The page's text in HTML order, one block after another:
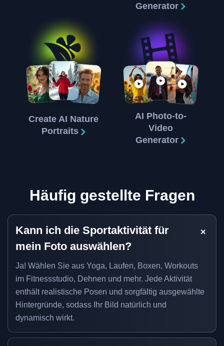
Generator
Create AI Nature
Portraits
AI Photo-to-
Video
Generator
Häufig gestellte Fragen
Kann ich die Sportaktivität für
mein Foto auswählen?
Ja! Wählen Sie aus Yoga, Laufen, Boxen, Workouts
im Fitnessstudio, Dehnen und mehr. Jede Aktivität
enthält realistische Posen und sorgfältig ausgewählte
Hintergründe, sodass Ihr Bild natürlich und
dynamisch wirkt.